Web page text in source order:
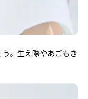
。生え際やあごもき